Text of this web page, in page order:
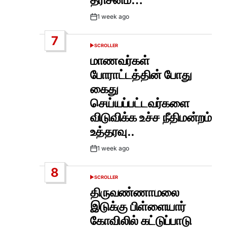
Post1 week ago
7
POSTED
SCROLLER
மாணவர்கள்
போராட்டத்தின் போது
கைது
செய்யப்பட்டவர்களை
விடுவிக்க உச்ச நீதிமன்றம்
உத்தரவு..
Post1 week ago
8
POSTED
SCROLLER
திருவண்ணாமலை
இடுக்கு பிள்ளையார்
கோவிலில் கட்டுப்பாடு